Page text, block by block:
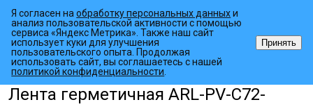
Главная страница • Каталог товаров • Светодиодные ленты
Лента герметичная ARL-PV-C72-
Я согласен наобработку персональных данныхи
анализ пользовательской активности с помощью
сервиса «Яндекс Метрика». Также наш сайт
использует куки для улучшения
пользовательского опыта. Продолжая
использовать сайт, вы соглашаетесь с нашей
политикой конфиденциальности
Принять